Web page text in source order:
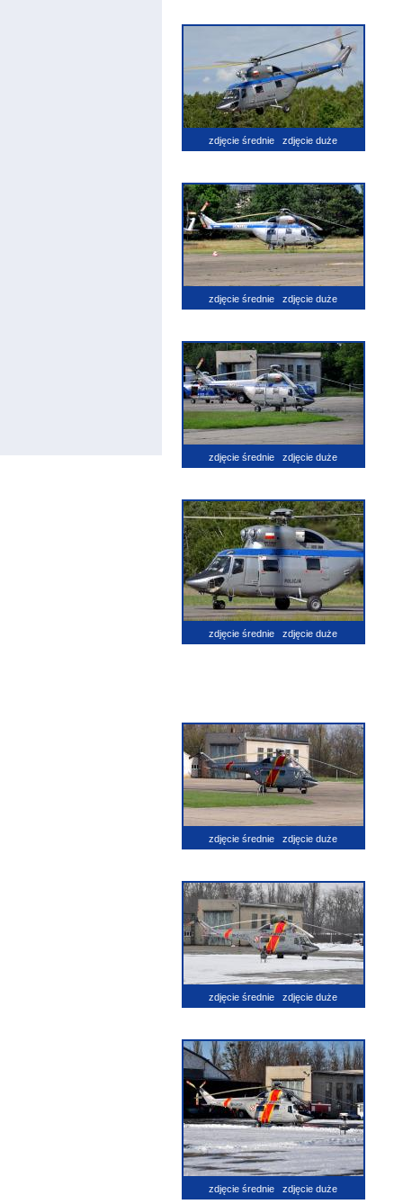
zdjęcie średnie zdjęcie duże
zdjęcie średnie zdjęcie duże
zdjęcie średnie zdjęcie duże
zdjęcie średnie zdjęcie duże
zdjęcie średnie zdjęcie duże
zdjęcie średnie zdjęcie duże
zdjęcie średnie zdjęcie duże